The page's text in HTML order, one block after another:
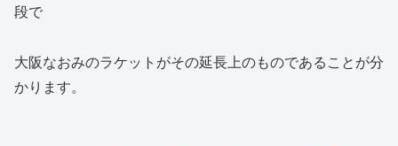
段で
大阪なおみのラケットがその延長上のものであることが分
かります。